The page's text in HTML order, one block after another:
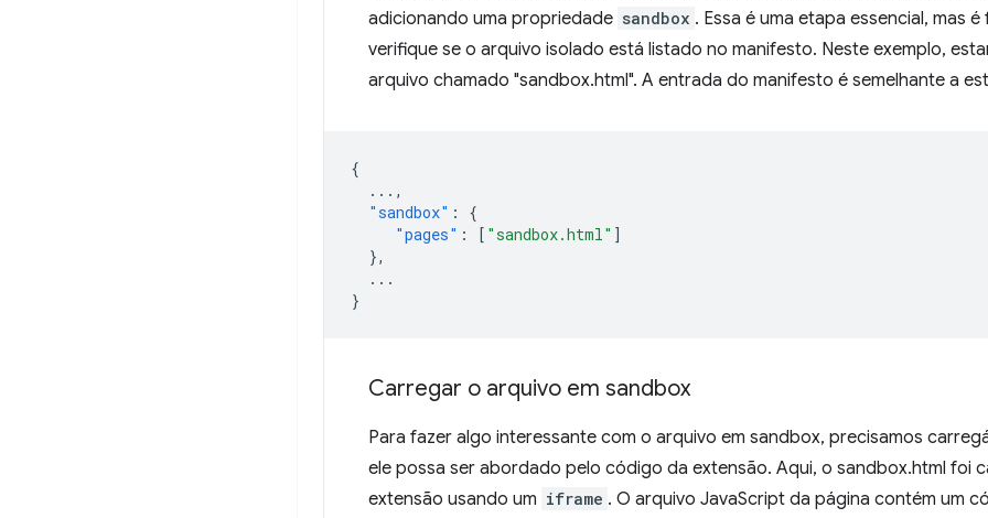
adicionando uma propriedade sandbox . Essa é uma etapa essencial, mas
verifique se o arquivo isolado está listado no manifesto. Neste exemplo,
arquivo chamado "sandbox.html". A entrada do manifesto é semelhante a
{
... ,
"sandbox" :
{
"pages" : [ "sandbox.html" ]
},
...
}
Carregar o arquivo em sandbox
Para fazer algo interessante com o arquivo em sandbox, precisamos
ele possa ser abordado pelo código da extensão. Aqui, o sandbox.html foi
extensão usando um iframe . O arquivo JavaScript da página contém um